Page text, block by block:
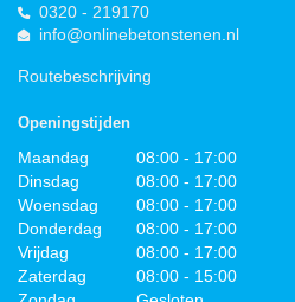
0320 - 219170
info@onlinebetonstenen.nl
Routebeschrijving
Openingstijden
Maandag
08:00 - 17:00
Dinsdag
08:00 - 17:00
Woensdag
08:00 - 17:00
Donderdag
08:00 - 17:00
Vrijdag
08:00 - 17:00
Zaterdag
08:00 - 15:00